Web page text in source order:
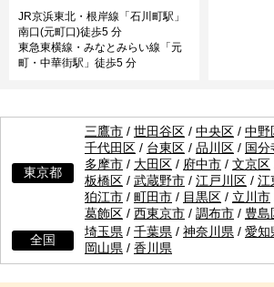
JR京浜東北・根岸線「石川町駅」
南口(元町口)徒歩5 分
東急東横線・みなとみらい線「元
町・中華街駅」徒歩5 分
東京都
三鷹市 / 世田谷区 / 中央区 / 中野
千代田区 / 台東区 / 品川区 / 国分
多摩市 / 大田区 / 府中市 / 文京区
板橋区 / 武蔵野市 / 江戸川区 / 江
狛江市 / 町田市 / 目黒区 / 立川市
葛飾区 / 西東京市 / 調布市 / 豊島
全国
埼玉県 / 千葉県 / 神奈川県 / 愛知
岡山県 / 香川県